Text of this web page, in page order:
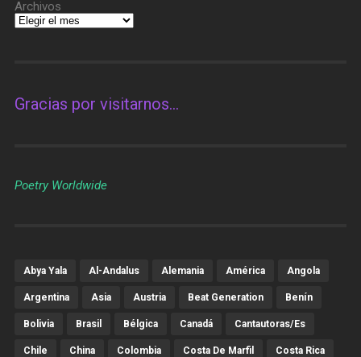
Archivos
Gracias por visitarnos…
Poetry Worldwide
Abya Yala Al-Andalus Alemania América Angola
Argentina Asia Austria Beat Generation Benín
Bolivia Brasil Bélgica Canadá Cantautoras/es
Chile China Colombia Costa De Marfil Costa Rica